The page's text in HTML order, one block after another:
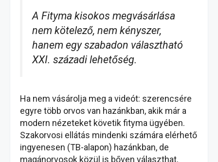
A Fityma kisokos megvásárlása
nem kötelező, nem kényszer,
hanem egy szabadon választható
XXI. századi lehetőség.
Ha nem vásárolja meg a videót: szerencsére
egyre több orvos van hazánkban, akik már a
modern nézeteket követik fityma ügyében.
Szakorvosi ellátás mindenki számára elérhető
ingyenesen (TB-alapon) hazánkban, de
magánorvosok közül is bőven választhat,